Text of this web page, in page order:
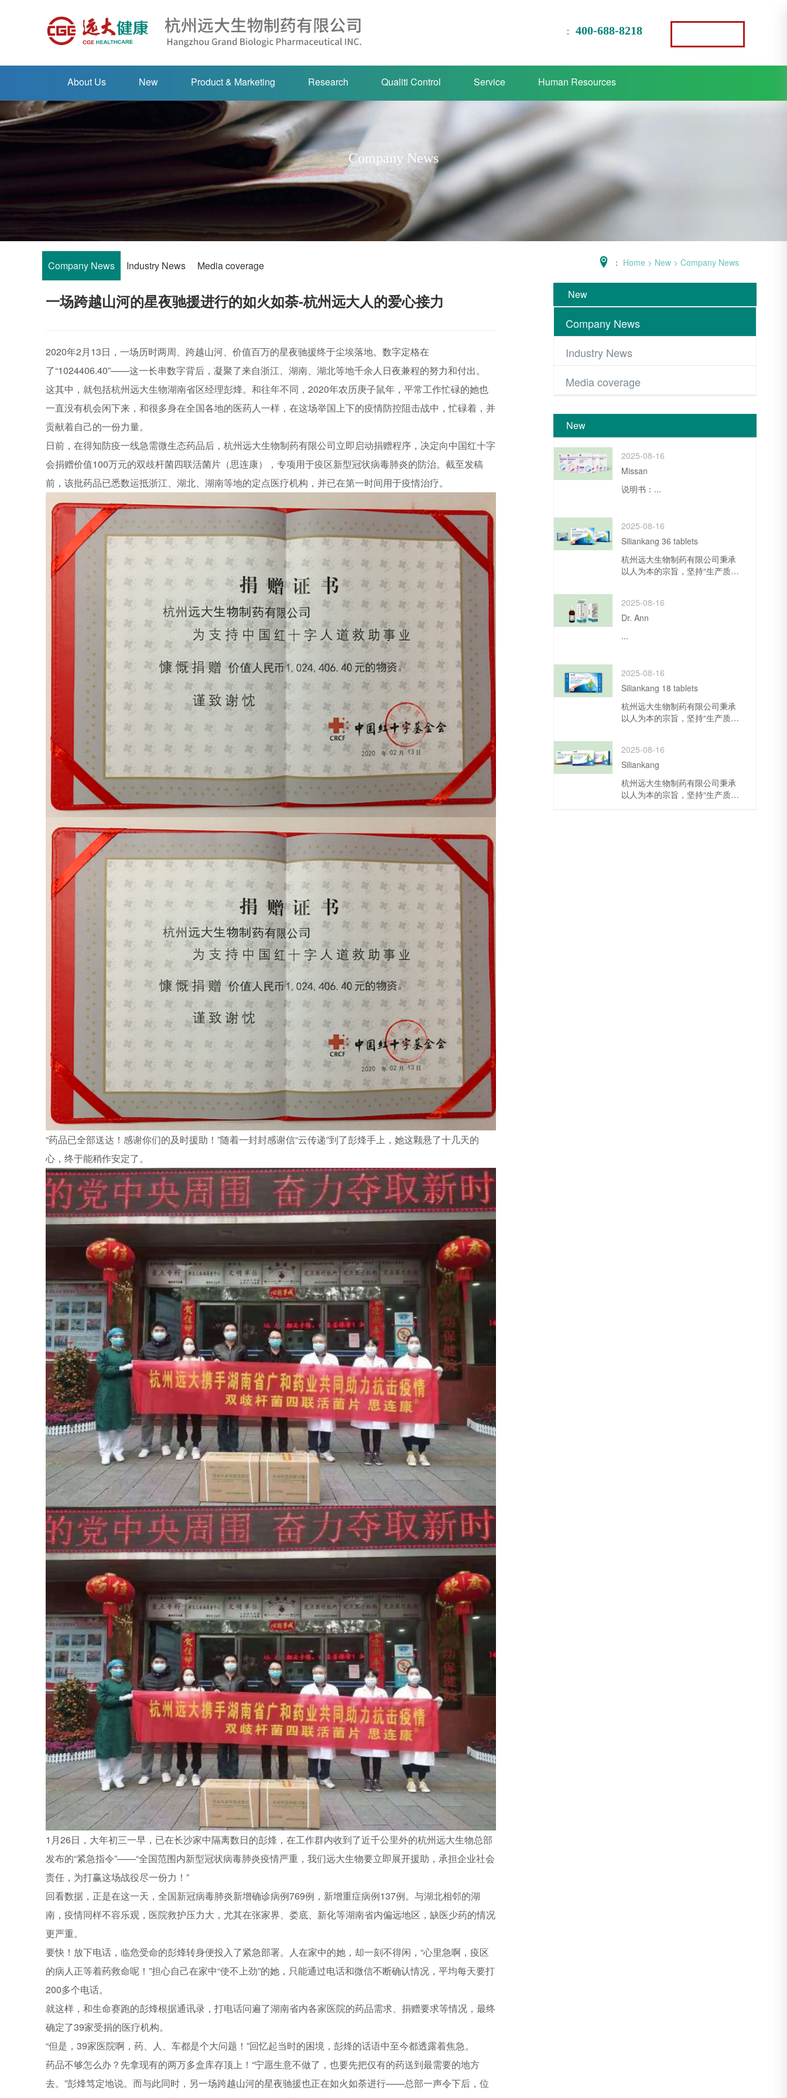
： 400-688-8218
About Us New Product & Marketing Research Qualiti Control Service Human Resources
Company News
Company News Industry News Media coverage ： Home > New> Company News
一场跨越山河的星夜驰援进行的如火如荼-杭州远大人的爱心接力
2020年2月13日，一场历时两周、跨越山河、价值百万的星夜驰援终于尘埃落地。数字定格在
了“1024406.40”——这一长串数字背后，凝聚了来自浙江、湖南、湖北等地千余人日夜兼程的努力和付出。
这其中，就包括杭州远大生物湖南省区经理彭烽。和往年不同，2020年农历庚子鼠年，平常工作忙碌的她也
一直没有机会闲下来，和很多身在全国各地的医药人一样，在这场举国上下的疫情防控阻击战中，忙碌着，并
贡献着自己的一份力量。
日前，在得知防疫一线急需微生态药品后，杭州远大生物制药有限公司立即启动捐赠程序，决定向中国红十字
会捐赠价值100万元的双歧杆菌四联活菌片（思连康），专项用于疫区新型冠状病毒肺炎的防治。截至发稿
前，该批药品已悉数运抵浙江、湖北、湖南等地的定点医疗机构，并已在第一时间用于疫情治疗。
“药品已全部送达！感谢你们的及时援助！”随着一封封感谢信“云传递”到了彭烽手上，她这颗悬了十几天的
心，终于能稍作安定了。
1月26日，大年初三一早，已在长沙家中隔离数日的彭烽，在工作群内收到了近千公里外的杭州远大生物总部
发布的“紧急指令”——“全国范围内新型冠状病毒肺炎疫情严重，我们远大生物要立即展开援助，承担企业社会
责任，为打赢这场战役尽一份力！”
回看数据，正是在这一天，全国新冠病毒肺炎新增确诊病例769例，新增重症病例137例。与湖北相邻的湖
南，疫情同样不容乐观，医院救护压力大，尤其在张家界、娄底、新化等湖南省内偏远地区，缺医少药的情况
更严重。
要快！放下电话，临危受命的彭烽转身便投入了紧急部署。人在家中的她，却一刻不得闲，“心里急啊，疫区
的病人正等着药救命呢！”担心自己在家中“使不上劲”的她，只能通过电话和微信不断确认情况，平均每天要打
200多个电话。
就这样，和生命赛跑的彭烽根据通讯录，打电话问遍了湖南省内各家医院的药品需求、捐赠要求等情况，最终
确定了39家受捐的医疗机构。
“但是，39家医院啊，药、人、车都是个大问题！”回忆起当时的困境，彭烽的话语中至今都透露着焦急。
药品不够怎么办？先拿现有的两万多盒库存顶上！“宁愿生意不做了，也要先把仅有的药送到最需要的地方
去。”彭烽笃定地说。而与此同时，另一场跨越山河的星夜驰援也正在如火如荼进行——总部一声令下后，位
New
Company News
Industry News
Media coverage
New
2025-08-16
Missan
说明书：...
2025-08-16
Siliankang 36 tablets
杭州远大生物制药有限公司秉承
以人为本的宗旨，坚持“生产质量
新，先后获得“来杭投资先进企
业”、“浙江省和谐...
2025-08-16
Dr. Ann
...
2025-08-16
Siliankang 18 tablets
杭州远大生物制药有限公司秉承
以人为本的宗旨，坚持“生产质量
新，先后获得“来杭投资先进企
业”、“浙江省和谐...
2025-08-16
Siliankang
杭州远大生物制药有限公司秉承
以人为本的宗旨，坚持“生产质量